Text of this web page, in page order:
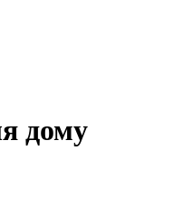
дому